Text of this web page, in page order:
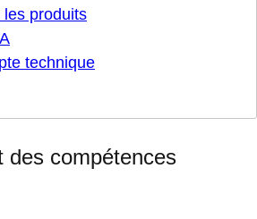
produits
technique
des compétences